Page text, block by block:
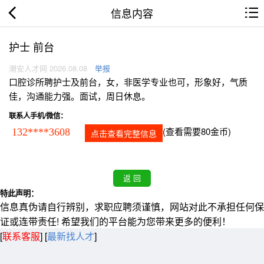
信息内容
护士 前台
潮安人才网 2026.08.08 举报
口腔诊所聘护士及前台，女，非医学专业也可，形象好，气质
佳，沟通能力强。面试，周日休息。
联系人手机/微信：
132****3608 点击查看完整信息 (查看需要80金币)
特此声明：
信息真伪请自行辨别，求职应聘须谨慎，网站对此不承担任何保
证或连带责任! 希望我们的平台能为您带来更多的便利！
[联系客服] [最新找人才]